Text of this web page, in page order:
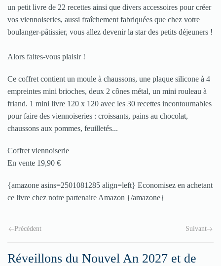
un petit livre de 22 recettes ainsi que divers accessoires pour créer
vos viennoiseries, aussi fraîchement fabriquées que chez votre
boulanger-pâtissier, vous allez devenir la star des petits déjeuners !
Alors faites-vous plaisir !
Ce coffret contient un moule à chaussons, une plaque silicone à 4
empreintes mini brioches, deux 2 cônes métal, un mini rouleau à
friand. 1 mini livre 120 x 120 avec les 30 recettes incontournables
pour faire des viennoiseries : croissants, pains au chocolat,
chaussons aux pommes, feuilletés...
Coffret viennoiserie
En vente 19,90 €
{amazone asins=2501081285 align=left} Economisez en achetant
ce livre chez notre partenaire Amazon {/amazone}
Précédent Suivant
Réveillons du Nouvel An 2027 et de